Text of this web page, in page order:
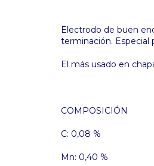
Electrodo de buen
terminación. Especial
El más usado en
COMPOSICIÓN
C: 0,08 %
Mn: 0,40 %